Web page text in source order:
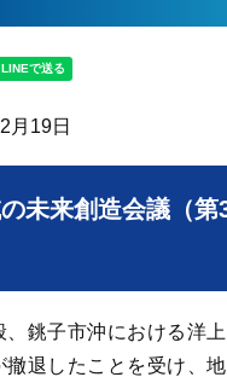
月19日
の未来創造会議（第
、銚子市沖における洋
撤退したことを受け、